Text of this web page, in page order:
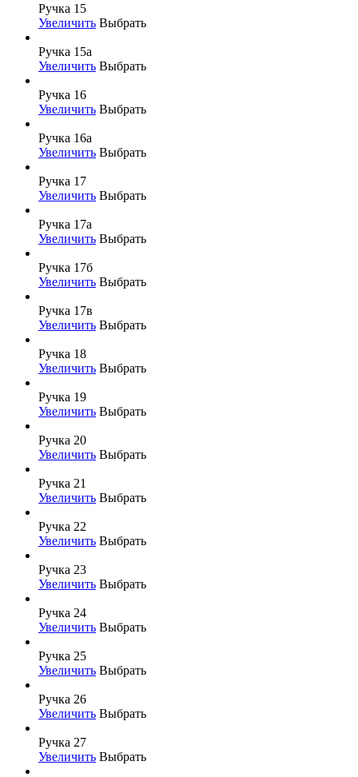
Ручка 15
Увеличить Выбрать
Ручка 15а
Увеличить Выбрать
Ручка 16
Увеличить Выбрать
Ручка 16а
Увеличить Выбрать
Ручка 17
Увеличить Выбрать
Ручка 17а
Увеличить Выбрать
Ручка 17б
Увеличить Выбрать
Ручка 17в
Увеличить Выбрать
Ручка 18
Увеличить Выбрать
Ручка 19
Увеличить Выбрать
Ручка 20
Увеличить Выбрать
Ручка 21
Увеличить Выбрать
Ручка 22
Увеличить Выбрать
Ручка 23
Увеличить Выбрать
Ручка 24
Увеличить Выбрать
Ручка 25
Увеличить Выбрать
Ручка 26
Увеличить Выбрать
Ручка 27
Увеличить Выбрать